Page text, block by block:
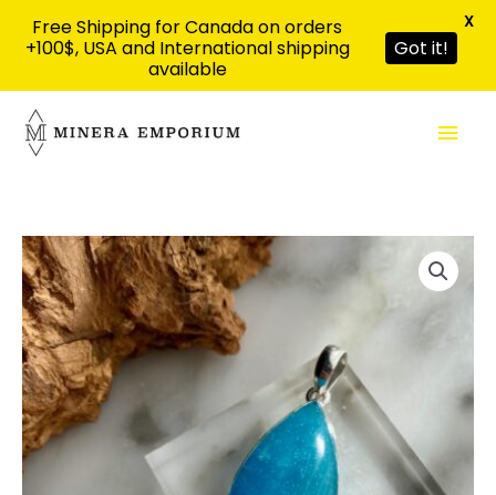
contenu
Free Shipping for Canada on orders
+100$, USA and International shipping
available
Got it!
X